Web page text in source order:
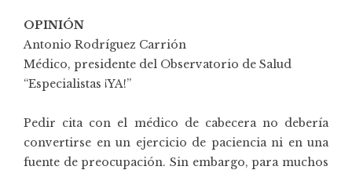
OPINIÓN
Antonio Rodríguez Carrión
Médico, presidente del Observatorio de Salud
“Especialistas ¡YA!”
Pedir cita con el médico de cabecera no debería
convertirse en un ejercicio de paciencia ni en una
fuente de preocupación. Sin embargo, para muchos